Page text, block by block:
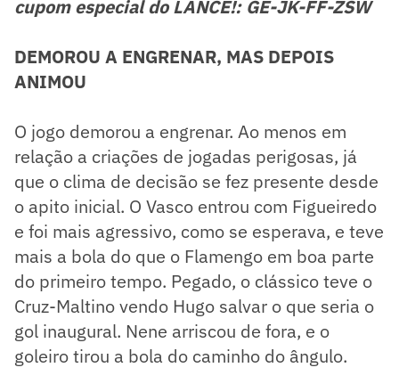
cupom especial do LANCE!: GE-JK-FF-ZSW
DEMOROU A ENGRENAR, MAS DEPOIS
ANIMOU
O jogo demorou a engrenar. Ao menos em
relação a criações de jogadas perigosas, já
que o clima de decisão se fez presente desde
o apito inicial. O Vasco entrou com Figueiredo
e foi mais agressivo, como se esperava, e teve
mais a bola do que o Flamengo em boa parte
do primeiro tempo. Pegado, o clássico teve o
Cruz-Maltino vendo Hugo salvar o que seria o
gol inaugural. Nene arriscou de fora, e o
goleiro tirou a bola do caminho do ângulo.